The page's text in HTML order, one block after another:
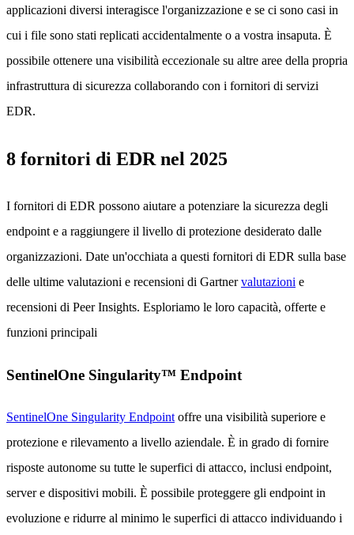
applicazioni diversi interagisce l'organizzazione e se ci sono casi in
cui i file sono stati replicati accidentalmente o a vostra insaputa. È
possibile ottenere una visibilità eccezionale su altre aree della propria
infrastruttura di sicurezza collaborando con i fornitori di servizi
EDR.
8 fornitori di EDR nel 2025
I fornitori di EDR possono aiutare a potenziare la sicurezza degli
endpoint e a raggiungere il livello di protezione desiderato dalle
organizzazioni. Date un'occhiata a questi fornitori di EDR sulla base
delle ultime valutazioni e recensioni di Gartnervalutazioni e
recensioni di Peer Insights. Esploriamo le loro capacità, offerte e
funzioni principali
SentinelOne Singularity™ Endpoint
SentinelOne Singularity Endpoint offre una visibilità superiore e
protezione e rilevamento a livello aziendale. È in grado di fornire
risposte autonome su tutte le superfici di attacco, inclusi endpoint,
server e dispositivi mobili. È possibile proteggere gli endpoint in
evoluzione e ridurre al minimo le superfici di attacco individuando i